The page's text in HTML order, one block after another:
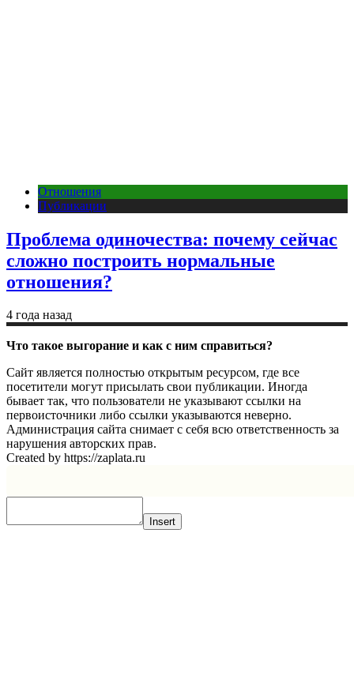
Отношения
Публикации
Проблема одиночества: почему сейчас
сложно построить нормальные
отношения?
4 года назад
Что такое выгорание и как с ним справиться?
Сайт является полностью открытым ресурсом, где все
посетители могут присылать свои публикации. Иногда
бывает так, что пользователи не указывают ссылки на
первоисточники либо ссылки указываются неверно.
Администрация сайта снимает с себя всю ответственность за
нарушения авторских прав.
Created by https://zaplata.ru
Insert